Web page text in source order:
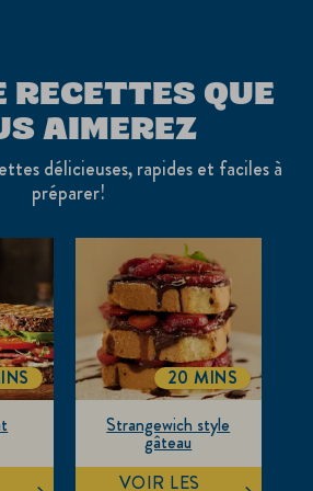
RECETTES QUE
AIMEREZ
délicieuses, rapides et faciles à
préparer!
Strangewich style
gâteau
TOTALTIME
20 MINS
VOIR LES